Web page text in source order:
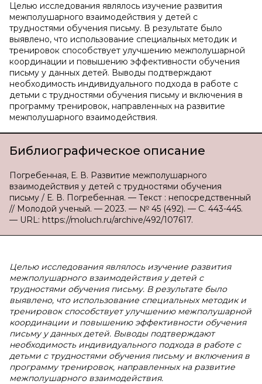
Целью исследования являлось изучение развития
межполушарного взаимодействия у детей с
трудностями обучения письму. В результате было
выявлено, что использование специальных методик и
тренировок способствует улучшению межполушарной
координации и повышению эффективности обучения
письму у данных детей. Выводы подтверждают
необходимость индивидуального подхода в работе с
детьми с трудностями обучения письму и включения в
программу тренировок, направленных на развитие
межполушарного взаимодействия.
Библиографическое описание
Погребенная, Е. В. Развитие межполушарного
взаимодействия у детей с трудностями обучения
письму / Е. В. Погребенная. — Текст : непосредственный
// Молодой ученый. — 2023. — № 45 (492). — С. 443-445.
— URL: https://moluch.ru/archive/492/107617.
Целью исследования являлось изучение развития
межполушарного взаимодействия у детей с
трудностями обучения письму. В результате было
выявлено, что использование специальных методик и
тренировок способствует улучшению межполушарной
координации и повышению эффективности обучения
письму у данных детей. Выводы подтверждают
необходимость индивидуального подхода в работе с
детьми с трудностями обучения письму и включения в
программу тренировок, направленных на развитие
межполушарного взаимодействия.